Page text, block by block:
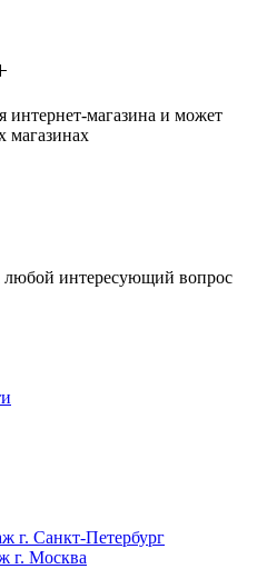
интернет-магазина и может
магазинах
любой интересующий вопрос
г. Санкт-Петербург
г. Москва